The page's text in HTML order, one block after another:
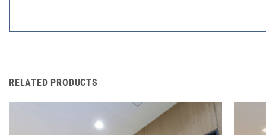
RELATED PRODUCTS